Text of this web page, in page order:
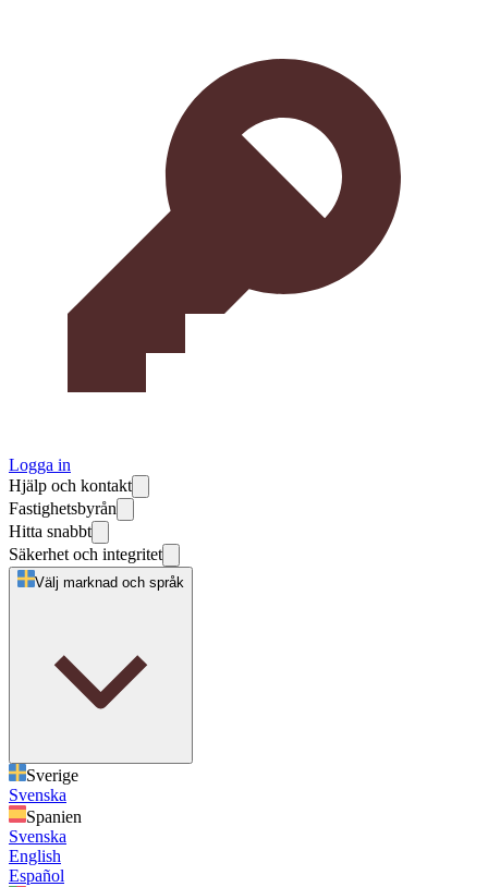
Logga in
Hjälp och kontakt
Fastighetsbyrån
Hitta snabbt
Säkerhet och integritet
Välj marknad och språk
Sverige
Svenska
Spanien
Svenska
English
Español